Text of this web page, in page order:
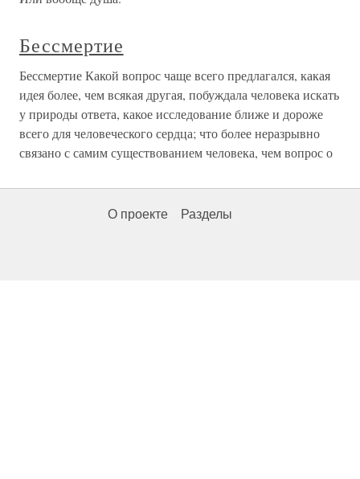
Бессмертие
Бессмертие Какой вопрос чаще всего предлагался, какая
идея более, чем всякая другая, побуждала человека искать
у природы ответа, какое исследование ближе и дороже
всего для человеческого сердца; что более неразрывно
связано с самим существованием человека, чем вопрос о
О проекте Разделы